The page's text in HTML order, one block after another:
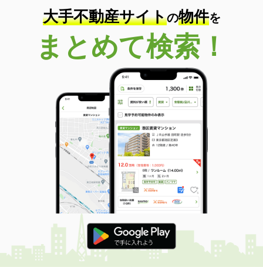
間取り
1K
福井県福井市文京７
価 格
3.50万円
福井県福井市文京７
22.93m²
間取り
1K
福井県福井市江守中２
価 格
7.20万円
住 所
福井県福井市江守中２
専有面積 41.81m²
間取り
1LDK
福井県福井市江守中２
価 格
7.40万円
住 所
福井県福井市江守中２
専有面積
大手不動産サイトの物件を
まとめて検索！